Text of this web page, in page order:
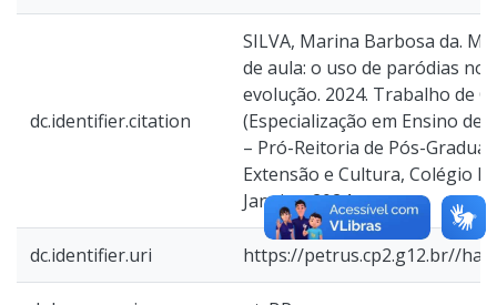
dc.identifier.citation
SILVA, Marina Barbosa da.
de aula: o uso de paródias no
evolução. 2024. Trabalho de
(Especialização em Ensino de
– Pró-Reitoria de Pós-
Extensão e Cultura, Colégio
Janeiro, 2024.
dc.identifier.uri https://petrus.cp2.g12.br//